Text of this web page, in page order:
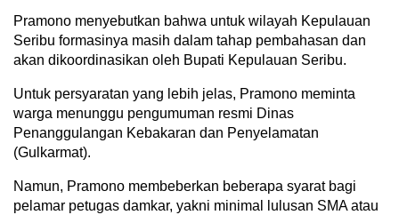
Pramono menyebutkan bahwa untuk wilayah Kepulauan
Seribu formasinya masih dalam tahap pembahasan dan
akan dikoordinasikan oleh Bupati Kepulauan Seribu.
Untuk persyaratan yang lebih jelas, Pramono meminta
warga menunggu pengumuman resmi Dinas
Penanggulangan Kebakaran dan Penyelamatan
(Gulkarmat).
Namun, Pramono membeberkan beberapa syarat bagi
pelamar petugas damkar, yakni minimal lulusan SMA atau